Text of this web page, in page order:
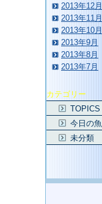
2013年12月
2013年11月
2013年10月
2013年9月
2013年8月
2013年7月
カテゴリー
TOPICS
今日の魚
未分類